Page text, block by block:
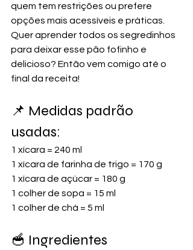
quem tem restrições ou prefere
opções mais acessíveis e práticas.
Quer aprender todos os segredinhos
para deixar esse pão fofinho e
delicioso? Então vem comigo até o
final da receita!
📌 Medidas padrão
usadas:
1 xícara = 240 ml
1 xícara de farinha de trigo = 170 g
1 xícara de açúcar = 180 g
1 colher de sopa = 15 ml
1 colher de chá = 5 ml
🥣 Ingredientes